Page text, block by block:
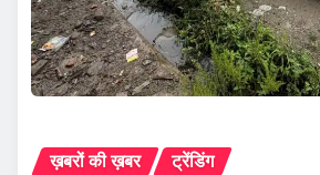
ख़बरों की ख़बर ट्रेंडिंग